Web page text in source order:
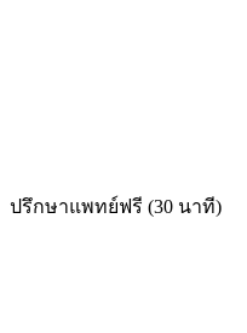
ปรึกษาแพทย์ฟรี (30 นาที)